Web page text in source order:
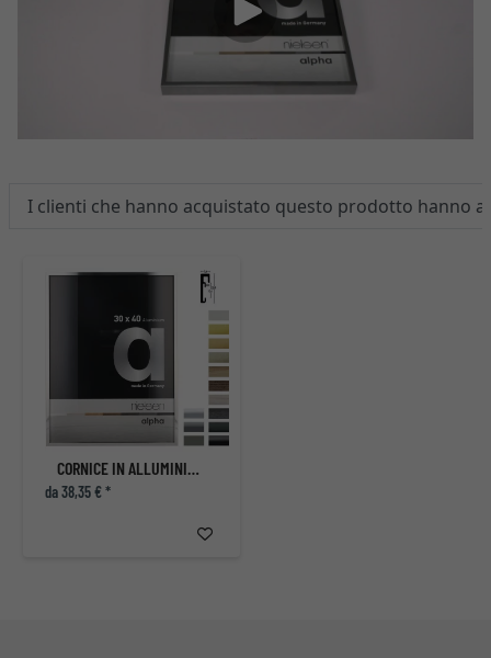
I clienti che hanno acquistato questo prodotto hanno
CORNICE IN ALLUMINIO ALPHA
da 38,35 € *